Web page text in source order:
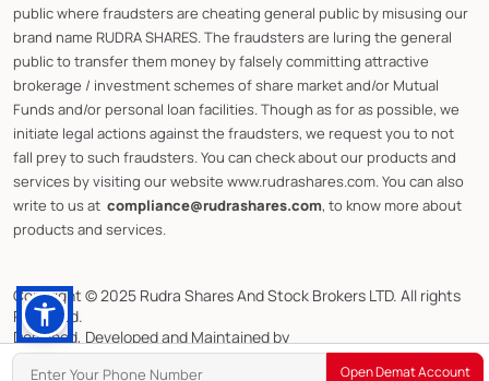
public where fraudsters are cheating general public by misusing our
brand name RUDRA SHARES. The fraudsters are luring the general
public to transfer them money by falsely committing attractive
brokerage / investment schemes of share market and/or Mutual
Funds and/or personal loan facilities. Though as for as possible, we
initiate legal actions against the fraudsters, we request you to not
fall prey to such fraudsters. You can check about our products and
services by visiting our website www.rudrashares.com. You can also
write to us at compliance@rudrashares.com, to know more about
products and services.
Copyright © 2025 Rudra Shares And Stock Brokers LTD. All rights
Reserved.
Designed, Developed and Maintained by
CMOTS InfoTech (ISO 9001:2015 & ISO/IEC 27001:2022 Certified)
Open Demat Account